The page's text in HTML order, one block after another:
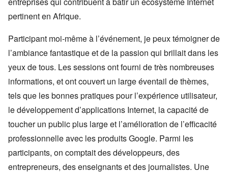
pertinent en Afrique.
Participant moi-même à l’événement, je peux témoigner de
l’ambiance fantastique et de la passion qui brillait dans les
yeux de tous. Les sessions ont fourni de très nombreuses
informations, et ont couvert un large éventail de thèmes,
tels que les bonnes pratiques pour l’expérience utilisateur,
le développement d’applications Internet, la capacité de
toucher un public plus large et l’amélioration de l’efficacité
professionnelle avec les produits Google. Parmi les
participants, on comptait des développeurs, des
entrepreneurs, des enseignants et des journalistes. Une